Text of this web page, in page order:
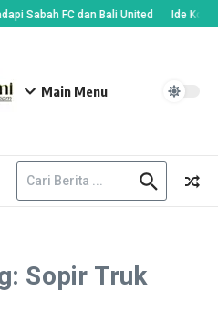
Sabah FC dan Bali United Ide
Main Menu
Sopir Truk